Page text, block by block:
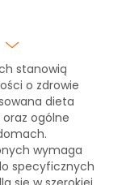
stronę
stanowią
o zdrowie
dieta
oraz ogólne
wymaga
specyficznych